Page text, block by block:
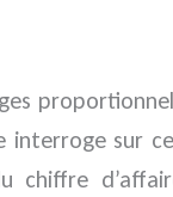
interroge sur
chiffre